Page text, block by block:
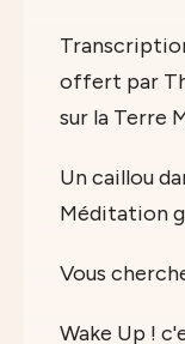
offert par
sur la Terre
Un caillou
Méditation
Vous
Wake Up !